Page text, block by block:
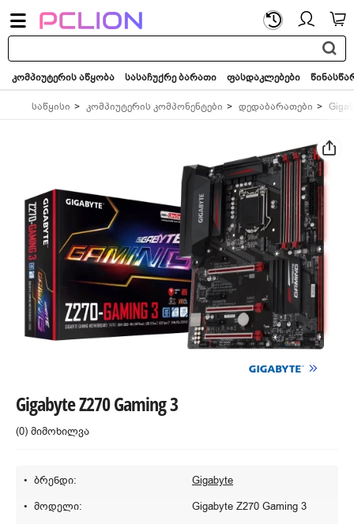
საძიებო
სიტყვა...
კომპიუტერის აწყობა სასაჩუქრე ბარათი ფასდაკლებები
საწყისი კომპიუტერის კომპონენტები დედაბარათები
Gigabyte Z270 Gaming 3
(0) მიმოხილვა
ბრენდი:
Gigabyte
მოდელი:
Gigabyte Z270 Gaming 3